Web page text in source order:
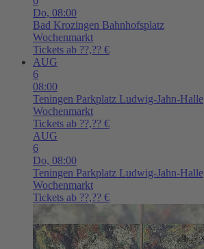
Do, 08:00
Bad Krozingen Bahnhofsplatz
Wochenmarkt
Tickets ab ??,?? €
AUG
6
08:00
Teningen Parkplatz Ludwig-Jahn-Halle
Wochenmarkt
Tickets ab ??,?? €
AUG
6
Do, 08:00
Teningen Parkplatz Ludwig-Jahn-Halle
Wochenmarkt
Tickets ab ??,?? €